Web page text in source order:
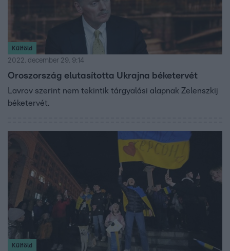
Külföld
2022. december 29. 9:14
Oroszország elutasította Ukrajna béketervét
Lavrov szerint nem tekintik tárgyalási alapnak Zelenszkij
béketervét.
Külföld